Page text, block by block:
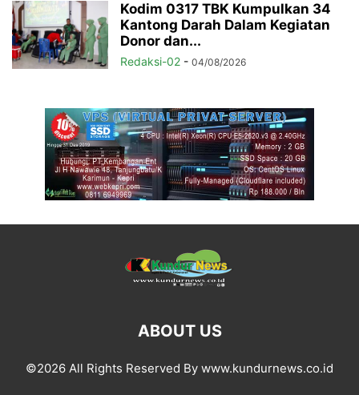
Kodim 0317 TBK Kumpulkan 34
Kantong Darah Dalam Kegiatan
Donor dan...
Redaksi-02 - 04/08/2026
ABOUT US
©2026 All Rights Reserved By www.kundurnews.co.id